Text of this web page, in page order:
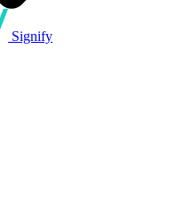
Signify